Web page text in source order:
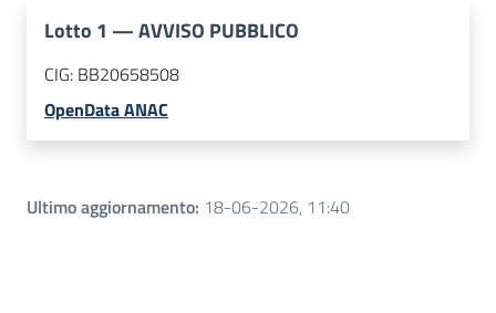
Lotto 1 —AVVISO PUBBLICO
CIG: BB20658508
OpenData ANAC
Ultimo aggiornamento: 18-06-2026, 11:40